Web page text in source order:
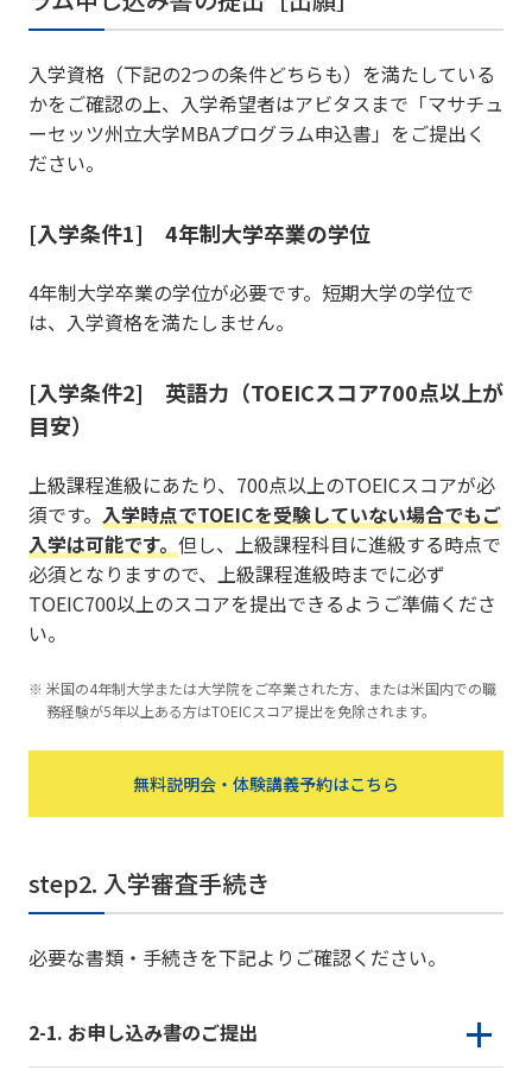
入学資格（下記の2つの条件どちらも）を満たしている
かをご確認の上、入学希望者はアビタスまで「マサチュ
ーセッツ州立大学MBAプログラム申込書」をご提出く
ださい。
[入学条件1] 4年制大学卒業の学位
4年制大学卒業の学位が必要です。短期大学の学位で
は、入学資格を満たしません。
[入学条件2] 英語力（TOEICスコア700点以上が
目安）
上級課程進級にあたり、700点以上のTOEICスコアが必
須です。 入学時点でTOEICを受験していない場合でもご
入学は可能です。 但し、上級課程科目に進級する時点で
必須となりますので、上級課程進級時までに必ず
TOEIC700以上のスコアを提出できるようご準備くださ
い。
米国の4年制大学または大学院をご卒業された方、または米国内での職
務経験が5年以上ある方はTOEICスコア提出を免除されます。
無料説明会・体験講義予約はこちら
step2. 入学審査手続き
必要な書類・手続きを下記よりご確認ください。
2-1. お申し込み書のご提出